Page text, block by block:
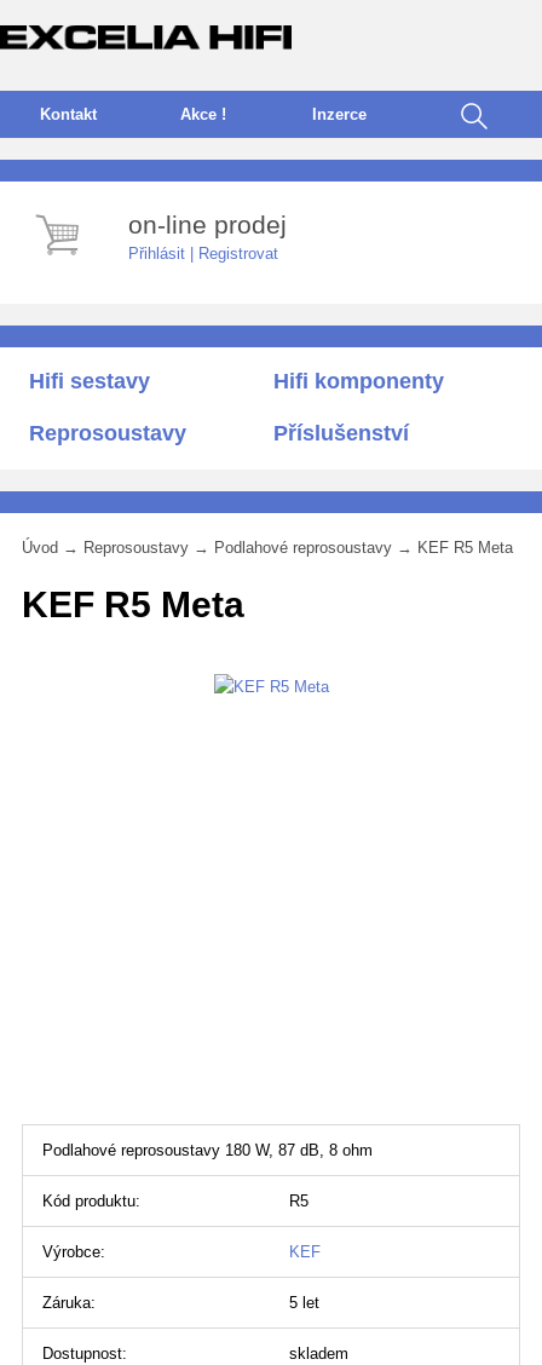
Kontakt Akce ! nzerce
on-line prodej
Přihlásit Registrovat
Hifi sestavy Hifi komponenty
Reprosoustavy Příslušenství
Úvod → Reprosoustavy → Podlahové reprosoustavy → KEF R5 Meta
KEF R5 Meta
Podlahové reprosoustavy 180 W, 87 dB, 8 ohm
Kód produktu: R5
Výrobce: KEF
Záruka: 5 let
Dostupnost: skladem